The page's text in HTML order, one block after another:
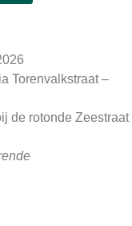
Torenvalkstraat –
de rotonde Zeestraat